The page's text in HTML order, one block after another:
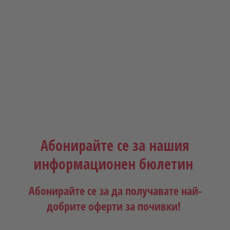
Абонирайте се за нашия
информационен бюлетин
Абонирайте се за да получавате най-
добрите оферти за почивки!